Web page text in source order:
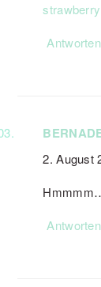
Antworten
2. August
Antworten